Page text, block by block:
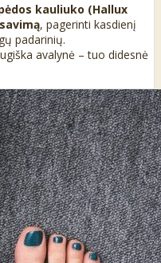
kauliuko (Hallux
, pagerinti kasdienį
padarinių.
avalynė – tuo didesnė